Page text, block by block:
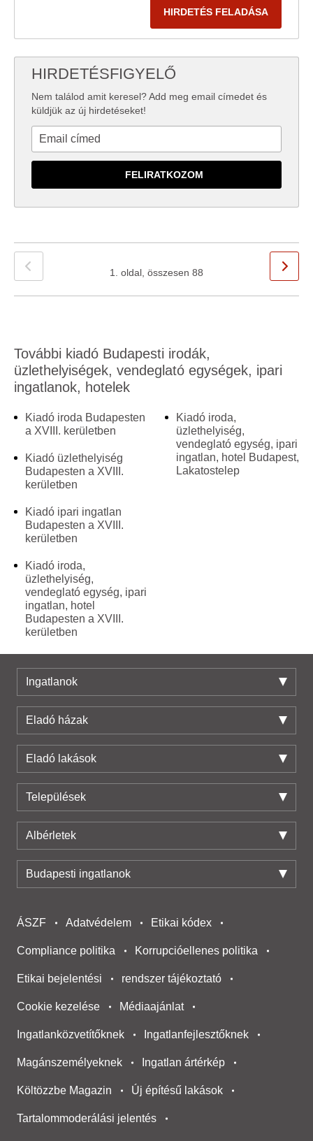
HIRDETÉS FELADÁSA
HIRDETÉSFIGYELŐ
Nem találod amit keresel? Add meg email címedet és
küldjük az új hirdetéseket!
1. oldal, összesen 88
További kiadó Budapesti irodák,
üzlethelyiségek, vendeglató egységek, ipari
ingatlanok, hotelek
Kiadó iroda Budapesten
a XVIII. kerületben
Kiadó üzlethelyiség
Budapesten a XVIII.
kerületben
Kiadó ipari ingatlan
Budapesten a XVIII.
kerületben
Kiadó iroda,
üzlethelyiség,
vendeglató egység, ipari
ingatlan, hotel
Budapesten a XVIII.
kerületben
Kiadó iroda,
üzlethelyiség,
vendeglató egység, ipari
ingatlan, hotel Budapest,
Lakatostelep
Ingatlanok
Eladó házak
Eladó lakások
Települések
Albérletek
Budapesti ingatlanok
ÁSZF Adatvédelem Etikai kódex
Compliance politika Korrupcióellenes politika
Etikai bejelentési rendszer tájékoztató
Cookie kezelése Médiaajánlat
Ingatlanközvetítőknek Ingatlanfejlesztőknek
Magánszemélyeknek Ingatlan ártérkép
Költözzbe Magazin Új építésű lakások
Tartalommoderálási jelentés